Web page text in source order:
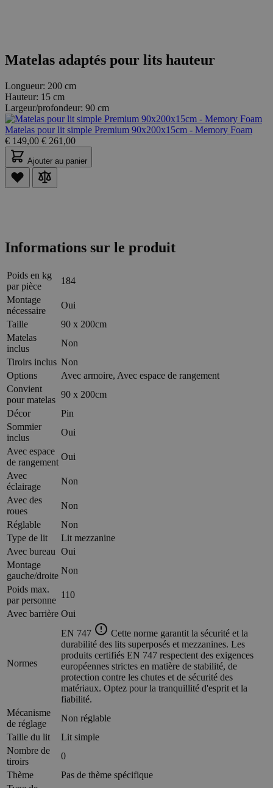
Matelas adaptés pour lits hauteur
Longueur: 200 cm
Hauteur: 15 cm
Largeur/profondeur: 90 cm
Matelas pour lit simple Premium 90x200x15cm - Memory Foam
€ 149,00 € 261,00
Ajouter au panier
Informations sur le produit
Poids en kg
par pièce
184
Montage
nécessaire
Oui
Taille
90 x 200cm
Matelas
inclus
Non
Tiroirs inclus Non
Options
Avec armoire, Avec espace de rangement
Convient
pour matelas
90 x 200cm
Décor
Pin
Sommier
inclus
Oui
Avec espace
de rangement
Oui
Avec
éclairage
Non
Avec des
roues
Non
Réglable
Non
Type de lit
Lit mezzanine
Avec bureau Oui
Montage
gauche/droite
Non
Poids max.
par personne
110
Avec barrière Oui
Normes
EN 747
Cette norme garantit la sécurité et la
durabilité des lits superposés et mezzanines. Les
produits certifiés EN 747 respectent des exigences
européennes strictes en matière de stabilité, de
protection contre les chutes et de sécurité des
matériaux. Optez pour la tranquillité d'esprit et la
fiabilité.
Mécanisme
de réglage
Non réglable
Taille du lit
Lit simple
Nombre de
tiroirs
0
Thème
Pas de thème spécifique